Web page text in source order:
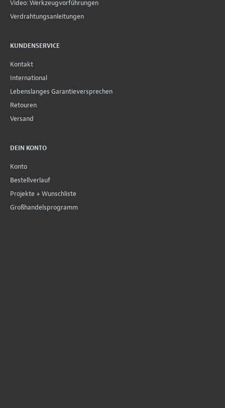
Video: Werkzeugvorführungen
Verdrahtungsanleitungen
KUNDENSERVICE
Kontakt
International
Lebenslanges Garantieversprechen
Retouren
Versand
DEIN KONTO
Konto
Bestellverlauf
Projekte + Wunschliste
Großhandelsprogramm